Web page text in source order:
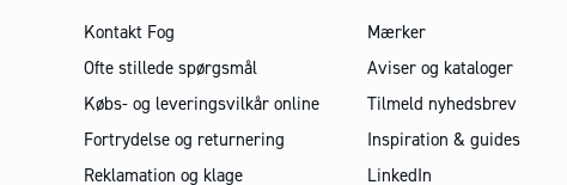
Kontakt Fog
Ofte stillede spørgsmål
Købs- og leveringsvilkår online
Fortrydelse og returnering
Reklamation og klage
Mærker
Aviser og kataloger
Tilmeld nyhedsbrev
Inspiration & guides
LinkedIn